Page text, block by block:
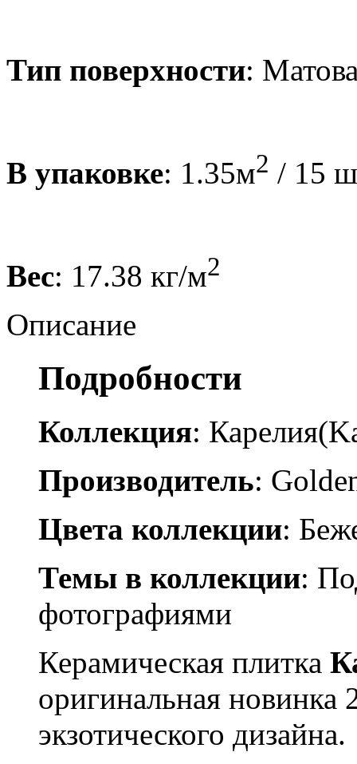
Тип поверхности:
В упаковке: 1.35м2 / 15
Вес: 17.38 кг/м2
Описание
Подробности
Коллекция:
Производитель:
Цвета коллекции:
Темы в коллекции:
фотографиями
Керамическая плитка
оригинальная новинка
экзотического дизайна.